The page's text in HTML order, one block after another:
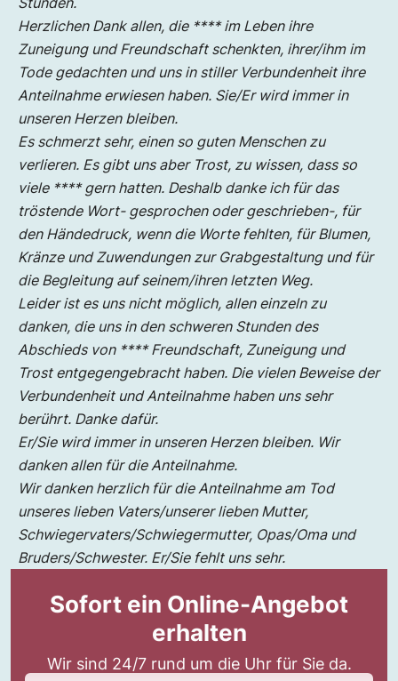
Herzlichen Dank allen, die **** im Leben ihre
Zuneigung und Freundschaft schenkten, ihrer/ihm im
Tode gedachten und uns in stiller Verbundenheit ihre
Anteilnahme erwiesen haben. Sie/Er wird immer in
unseren Herzen bleiben.
Es schmerzt sehr, einen so guten Menschen zu
verlieren. Es gibt uns aber Trost, zu wissen, dass so
viele **** gern hatten. Deshalb danke ich für das
tröstende Wort- gesprochen oder geschrieben-, für
den Händedruck, wenn die Worte fehlten, für Blumen,
Kränze und Zuwendungen zur Grabgestaltung und für
die Begleitung auf seinem/ihren letzten Weg.
Leider ist es uns nicht möglich, allen einzeln zu
danken, die uns in den schweren Stunden des
Abschieds von **** Freundschaft, Zuneigung und
Trost entgegengebracht haben. Die vielen Beweise der
Verbundenheit und Anteilnahme haben uns sehr
berührt. Danke dafür.
Er/Sie wird immer in unseren Herzen bleiben. Wir
danken allen für die Anteilnahme.
Wir danken herzlich für die Anteilnahme am Tod
unseres lieben Vaters/unserer lieben Mutter,
Schwiegervaters/Schwiegermutter, Opas/Oma und
Bruders/Schwester. Er/Sie fehlt uns sehr.
Sofort ein Online-Angebot
erhalten
Wir sind 24/7 rund um die Uhr für Sie da.